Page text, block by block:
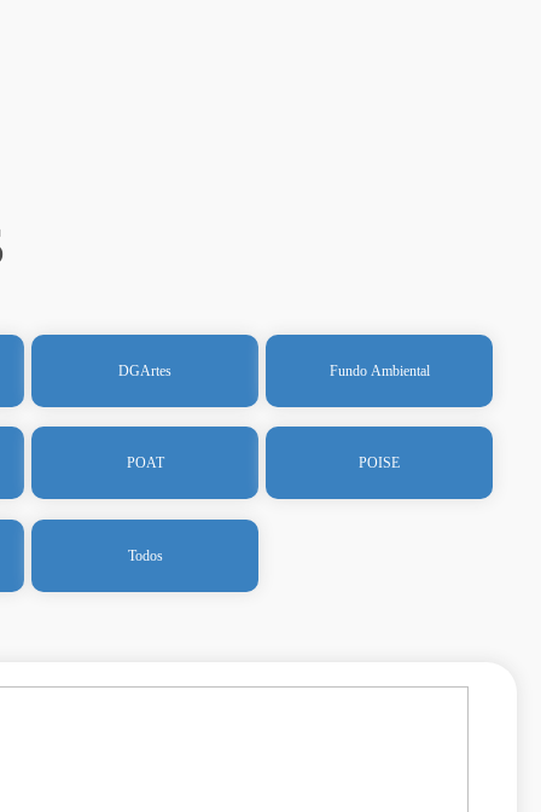
DGArtes Fundo Ambiental
POAT POISE
Todos